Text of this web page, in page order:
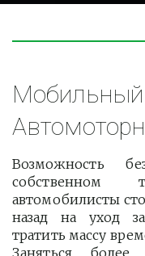
Возможность
собственном
автомобилисты
назад на уход
тратить массу
Заняться